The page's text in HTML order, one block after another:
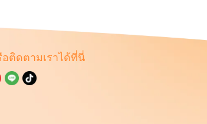
ติดตามเราได้ที่นี่